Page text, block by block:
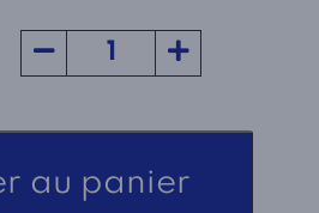
au panier